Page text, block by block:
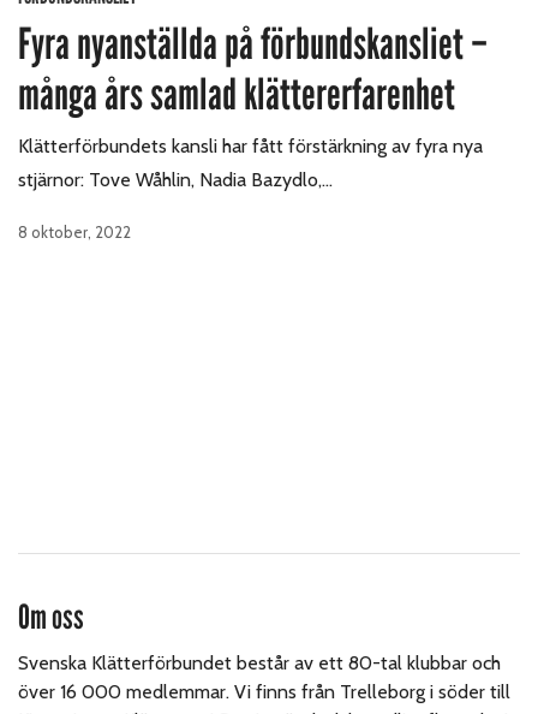
Fyra nyanställda på förbundskansliet –
många års samlad klättererfarenhet
Klätterförbundets kansli har fått förstärkning av fyra nya
stjärnor: Tove Wåhlin, Nadia Bazydlo,…
8 oktober, 2022
Om oss
Svenska Klätterförbundet består av ett 80-tal klubbar och
över 16 000 medlemmar. Vi finns från Trelleborg i söder till